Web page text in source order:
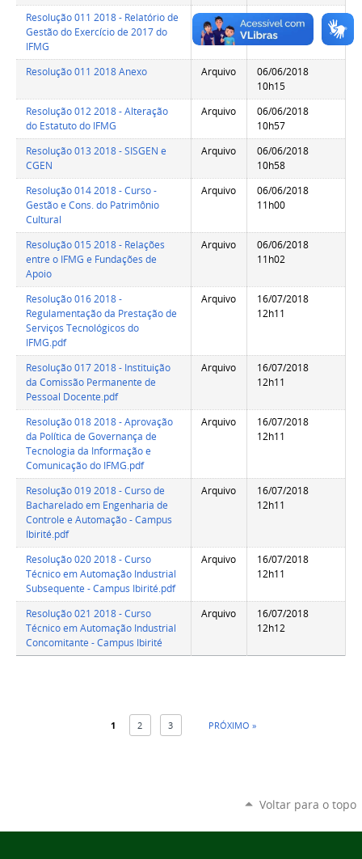
Resolução 011 2018 - Relatório de
Gestão do Exercício de 2017 do
IFMG
Arquivo
06/06/2018
10h56
Resolução 011 2018 Anexo Arquivo
06/06/2018
10h15
Resolução 012 2018 - Alteração
do Estatuto do IFMG
Arquivo
06/06/2018
10h57
Resolução 013 2018 - SISGEN e
CGEN
Arquivo
06/06/2018
10h58
Resolução 014 2018 - Curso -
Gestão e Cons. do Patrimônio
Cultural
Arquivo
06/06/2018
11h00
Resolução 015 2018 - Relações
entre o IFMG e Fundações de
Apoio
Arquivo
06/06/2018
11h02
Resolução 016 2018 -
Regulamentação da Prestação de
Serviços Tecnológicos do
IFMG.pdf
Arquivo
16/07/2018
12h11
Resolução 017 2018 - Instituição
da Comissão Permanente de
Pessoal Docente.pdf
Arquivo
16/07/2018
12h11
Resolução 018 2018 - Aprovação
da Política de Governança de
Tecnologia da Informação e
Comunicação do IFMG.pdf
Arquivo
16/07/2018
12h11
Resolução 019 2018 - Curso de
Bacharelado em Engenharia de
Controle e Automação - Campus
Ibirité.pdf
Arquivo
16/07/2018
12h11
Resolução 020 2018 - Curso
Técnico em Automação Industrial
Subsequente - Campus Ibirité.pdf
Arquivo
16/07/2018
12h11
Resolução 021 2018 - Curso
Técnico em Automação Industrial
Concomitante - Campus Ibirité
Arquivo
16/07/2018
12h12
1 2 3 PRÓXIMO »
Voltar para o topo